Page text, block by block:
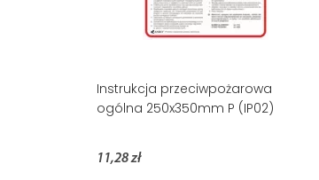
Instrukcja przeciwpożarowa
ogólna 250x350mm P (IP02)
11,28 zł